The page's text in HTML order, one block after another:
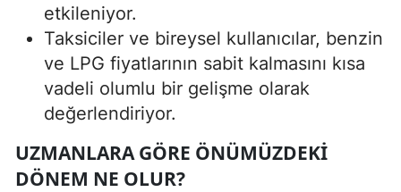
etkileniyor.
Taksiciler ve bireysel kullanıcılar, benzin
ve LPG fiyatlarının sabit kalmasını kısa
vadeli olumlu bir gelişme olarak
değerlendiriyor.
UZMANLARA GÖRE ÖNÜMÜZDEKI
DÖNEM NE OLUR?